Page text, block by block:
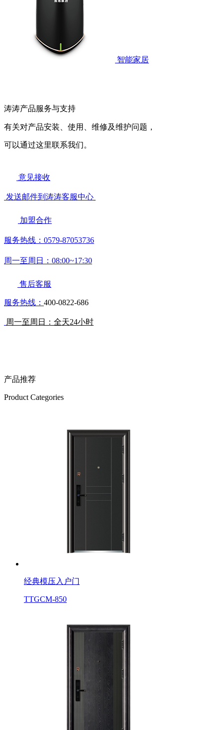
智能家居
涛涛产品服务与支持
有关对产品安装、使用、维修及维护问题，
可以通过这里联系我们。
意见接收
发送邮件到涛涛客服中心
加盟合作
服务热线：0579-87053736
周一至周日：08:00~17:30
售后客服
服务热线： 400-0822-686
周一至周日：全天24小时
产品推荐
Product Categories
经典模压入户门
TTGCM-850